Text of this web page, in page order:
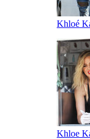
Khloé
Khloe